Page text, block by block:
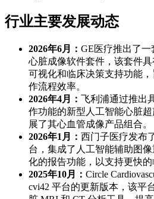
行业主要发展动态
2026年6月： GE医疗推出了
心脏成像软件套件，该套件
可视化和临床决策支持功能
作流程效率。
2026年4月： 飞利浦通过推出
作功能的新型人工智能心脏
展了其心血管成像产品组合。
2026年1月： 西门子医疗发布
台，集成了人工智能辅助图
化的报告功能，以支持更快的
2025年10月： Circle
cvi42 平台的更新版本，该平